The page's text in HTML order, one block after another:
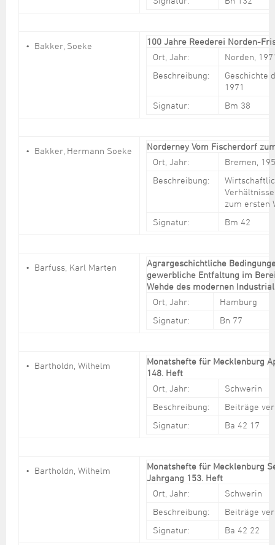
Bakker, Soeke
100 Jahre Reederei Norden-
Ort, Jahr:
Norden,
Beschreibung:
Geschichte
1971
Signatur:
Bm 38
Bakker, Hermann Soeke
Norderney Vom Fischerdorf
Ort, Jahr:
Bremen,
Beschreibung:
zum ersten
Signatur:
Bm 42
Barfuss, Karl Marten
Agrargeschichtliche
gewerbliche Entfaltung im
Wehde des modernen
Ort, Jahr:
Hamburg
Signatur:
Bn 77
Bartholdn, Wilhelm
Monatshefte für Mecklenburg
148. Heft
Ort, Jahr:
Schwerin
Beschreibung:
Beiträge
Signatur:
Ba 42 17
Bartholdn, Wilhelm
Monatshefte für Mecklenburg
Jahrgang 153. Heft
Ort, Jahr:
Schwerin
Beschreibung:
Beiträge
Signatur:
Ba 42 22